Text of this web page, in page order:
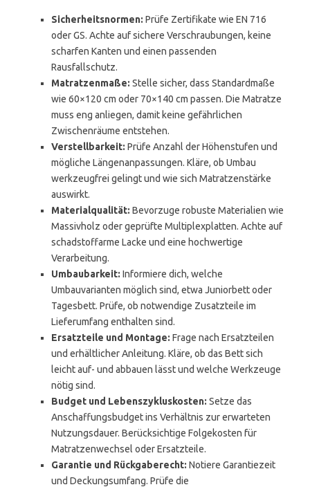
Sicherheitsnormen: Prüfe Zertifikate wie EN 716
oder GS. Achte auf sichere Verschraubungen, keine
scharfen Kanten und einen passenden
Rausfallschutz.
Matratzenmaße: Stelle sicher, dass Standardmaße
wie 60×120 cm oder 70×140 cm passen. Die Matratze
muss eng anliegen, damit keine gefährlichen
Zwischenräume entstehen.
Verstellbarkeit: Prüfe Anzahl der Höhenstufen und
mögliche Längenanpassungen. Kläre, ob Umbau
werkzeugfrei gelingt und wie sich Matratzenstärke
auswirkt.
Materialqualität: Bevorzuge robuste Materialien wie
Massivholz oder geprüfte Multiplexplatten. Achte auf
schadstoffarme Lacke und eine hochwertige
Verarbeitung.
Umbaubarkeit: Informiere dich, welche
Umbauvarianten möglich sind, etwa Juniorbett oder
Tagesbett. Prüfe, ob notwendige Zusatzteile im
Lieferumfang enthalten sind.
Ersatzteile und Montage: Frage nach Ersatzteilen
und erhältlicher Anleitung. Kläre, ob das Bett sich
leicht auf- und abbauen lässt und welche Werkzeuge
nötig sind.
Budget und Lebenszykluskosten: Setze das
Anschaffungsbudget ins Verhältnis zur erwarteten
Nutzungsdauer. Berücksichtige Folgekosten für
Matratzenwechsel oder Ersatzteile.
Garantie und Rückgaberecht: Notiere Garantiezeit
und Deckungsumfang. Prüfe die